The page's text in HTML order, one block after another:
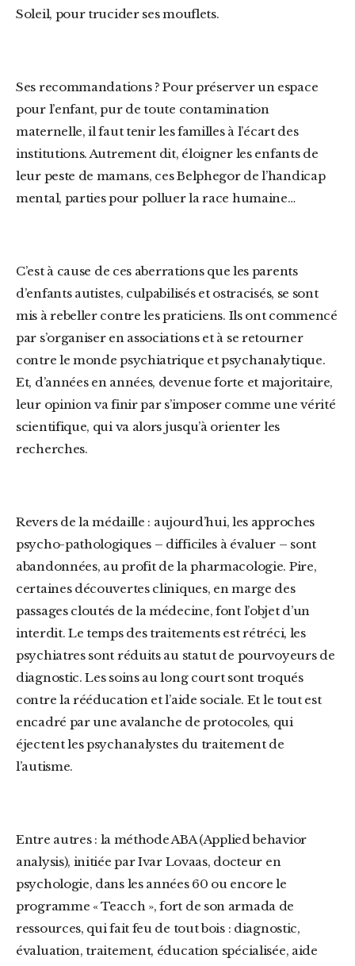
Soleil, pour trucider ses mouflets.
Ses recommandations ? Pour préserver un espace
pour l’enfant, pur de toute contamination
maternelle, il faut tenir les familles à l’écart des
institutions. Autrement dit, éloigner les enfants de
leur peste de mamans, ces Belphegor de l’handicap
mental, parties pour polluer la race humaine…
C’est à cause de ces aberrations que les parents
d’enfants autistes, culpabilisés et ostracisés, se sont
mis à rebeller contre les praticiens. Ils ont commencé
par s’organiser en associations et à se retourner
contre le monde psychiatrique et psychanalytique.
Et, d’années en années, devenue forte et majoritaire,
leur opinion va finir par s’imposer comme une vérité
scientifique, qui va alors jusqu’à orienter les
recherches.
Revers de la médaille : aujourd’hui, les approches
psycho-pathologiques – difficiles à évaluer – sont
abandonnées, au profit de la pharmacologie. Pire,
certaines découvertes cliniques, en marge des
passages cloutés de la médecine, font l’objet d’un
interdit. Le temps des traitements est rétréci, les
psychiatres sont réduits au statut de pourvoyeurs de
diagnostic. Les soins au long court sont troqués
contre la rééducation et l’aide sociale. Et le tout est
encadré par une avalanche de protocoles, qui
éjectent les psychanalystes du traitement de
l’autisme.
Entre autres : la méthode ABA (Applied behavior
analysis), initiée par Ivar Lovaas, docteur en
psychologie, dans les années 60 ou encore le
programme « Teacch », fort de son armada de
ressources, qui fait feu de tout bois : diagnostic,
évaluation, traitement, éducation spécialisée, aide